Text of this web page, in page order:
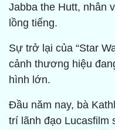
Jabba the Hutt, nhân
lồng tiếng.
Sự trở lại của “Star
cảnh thương hiệu
hình lớn.
Đầu năm nay, bà
trí lãnh đạo Lucasfilm